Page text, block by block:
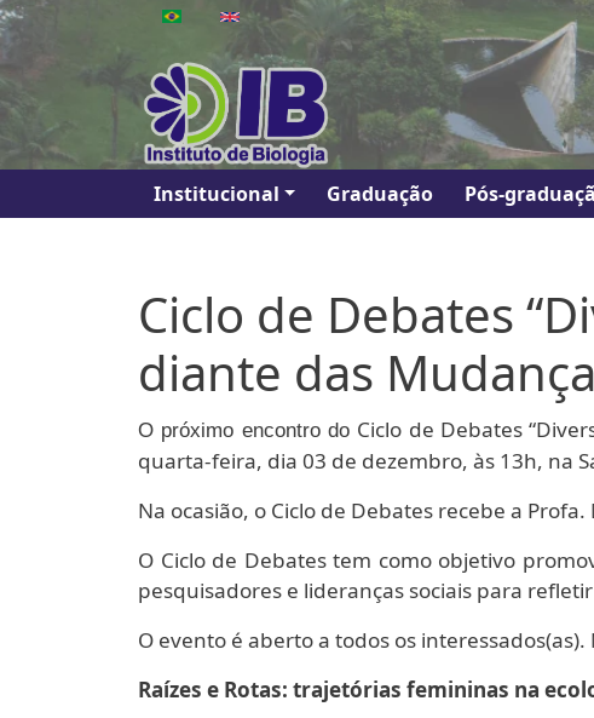
Pular para o conteúdo principal
Main navigation
Institucional Graduação Pós-
Ciclo de Debates
diante das
O próximo encontro do Ciclo de Debates
quarta-feira, dia 03 de dezembro, às 13h, na
Na ocasião, o Ciclo de Debates recebe a Profa.
O Ciclo de Debates tem como objetivo
pesquisadores e lideranças sociais para
O evento é aberto a todos os
Raízes e Rotas: trajetórias femininas na